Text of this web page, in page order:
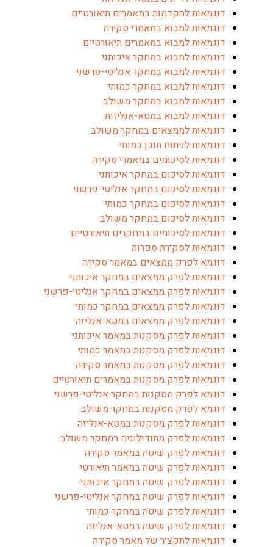
להקדמות במאמרים תיאורטיים
למבוא במאמרי סקירה
למבוא במאמרים תיאורטיים
למבוא במחקר איכותני
למבוא במחקר אנליטי-פרשני
למבוא במחקר כמותי
למבוא במחקר משולב
למבוא במטא-אנליזות
לממצאים במחקר משולב
לניתוח תוכן כמותי
לסיכומים במאמרי סקירה
לסיכום במחקר איכותני
לסיכום במחקר אנליטי-פרשני
לסיכום במחקר כמותי
לסיכום במחקר משולב
לסיכומים במחקרים תיאורטיים
לסקירת ספרות
לפרק ממצאים במאמר סקירה
לפרק ממצאים במחקר איכותני
לפרק ממצאים במחקר אנליטי-פרשני
לפרק ממצאים במחקר כמותי
לפרק ממצאים במטא-אנליזה
לפרק מסקנות במאמר איכותני
לפרק מסקנות במאמר כמותי
לפרק מסקנות במאמר סקירה
לפרק מסקנות במאמרים תיאורטיים
לפרק מסקנות במחקר אנליטי-פרשני
לפרק מסקנות במחקר משולב
לפרק מסקנות במטא-אנליזה
לפרק מתודולוגיה במחקר משולב
לפרק שיטה במאמר סקירה
לפרק שיטה במאמר תיאורטי
לפרק שיטה במחקר איכותני
לפרק שיטה במחקר אנליטי-פרשני
לפרק שיטה במחקר כמותי
לפרק שיטה במטא-אנליזה
לתקציר של מאמר סקירה